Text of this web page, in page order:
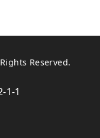
Reserved.
1-1